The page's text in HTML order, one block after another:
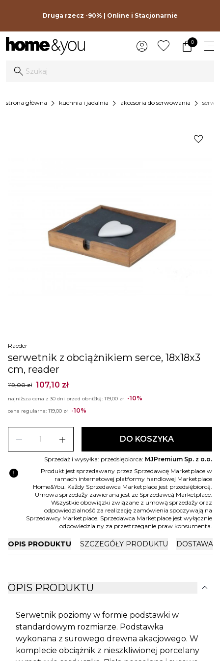
Druga rzecz -90% | Online i Stacjonarnie
0
strona główna chevron_right kuchnia i jadalnia chevron_right akcesoria do serwowania chevron_right
Raeder
serwetnik z obciążnikiem serce, 18x18x3
cm, reader
119,00 zł 107,10 zł
najniższa cena z 30 dni przed obniżką: 119,00 zł -10%
cena regularna: 119,00 zł -10%
remove add DO KOSZYKA
Sprzedaż i wysyłka: przedsiębiorca: MJPremium Sp. z o.o.
error
Produkt jest sprzedawany przez Sprzedawcę Marketplace w
ramach internetowej platformy handlowej Marketplace
Home&You. Każdy Sprzedawca Marketplace jest przedsiębiorcą.
Umowa sprzedaży zawierana jest ze Sprzedawcą Marketplace.
Wszystkie obowiązki związane z umową sprzedaży oraz
odpowiedzialność za realizację zamówienia spoczywają na
Sprzedawcy Marketplace. Sprzedawca Marketplace jest wyłącznie
odpowiedzialny za przestrzeganie praw konsumenta.
favorite
OPIS PRODUKTU SZCZEGÓŁY PRODUKTU DOSTAWA
OPIS PRODUKTU expand_more
Serwetnik poziomy w formie podstawki w
standardowym rozmiarze. Podstawka
wykonana z surowego drewna akacjowego. W
komplecie obciążnik z nieszkliwionej porcelany